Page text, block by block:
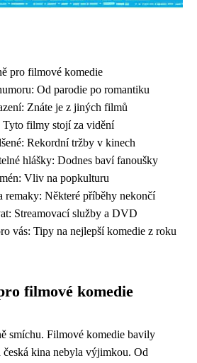
pro filmové komedie
Od parodie po romantiku
Znáte je z jiných filmů
filmy stojí za vidění
Rekordní tržby v kinech
hlášky: Dodnes baví fanoušky
Vliv na popkulturu
remaky: Některé příběhy nekončí
Streamovací služby a DVD
vás: Tipy na nejlepší komedie z roku
filmové komedie
smíchu. Filmové komedie bavily
česká kina nebyla výjimkou. Od